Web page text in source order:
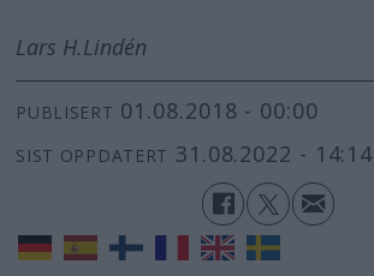
Lars H.Lindén
PUBLISERT 01.08.2018 - 00:00
SIST OPPDATERT 31.08.2022 - 14:14